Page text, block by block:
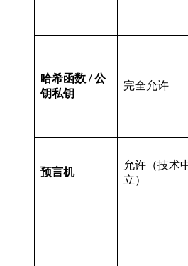
哈希函数 / 公
钥私钥
完全允许
预言机
允许（技术
立）